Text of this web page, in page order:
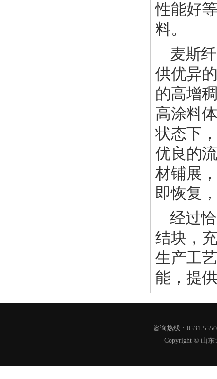
性能好
料。
麦斯
供优异
的高增
高涂料
状态下
优良的
材铺展
即恢复
经过
结块，
生产工
能，提
咨询热线：0531-
Copyright © 山